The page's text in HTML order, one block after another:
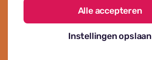
Alle accepteren
Instellingen opslaan
Algemene voorwaarden